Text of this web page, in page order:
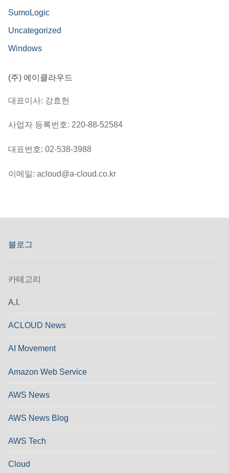
SumoLogic
Uncategorized
Windows
(주) 에이클라우드
대표이사: 강효헌
사업자 등록번호: 220-88-52584
대표번호: 02-538-3988
이메일: acloud@a-cloud.co.kr
블로그
카테고리
A.I.
ACLOUD News
AI Movement
Amazon Web Service
AWS News
AWS News Blog
AWS Tech
Cloud